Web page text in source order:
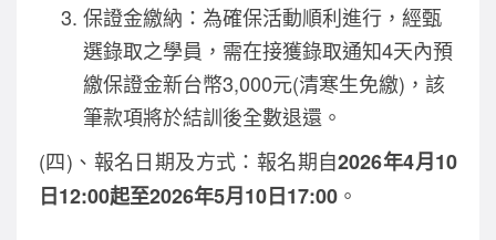
保證金繳納：為確保活動順利進行，經甄
選錄取之學員，需在接獲錄取通知4天內預
繳保證金新台幣3,000元(清寒生免繳)，該
筆款項將於結訓後全數退還。
(四)、報名日期及方式：報名期自2026年4月10
日12:00起至2026年5月10日17:00 。